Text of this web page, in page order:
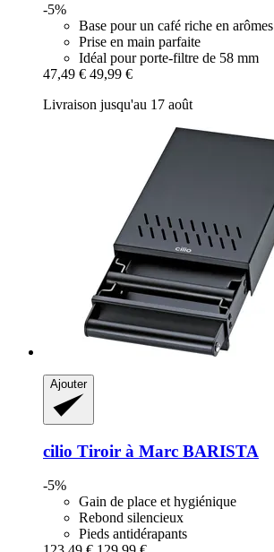
-5%
Base pour un café riche en arômes
Prise en main parfaite
Idéal pour porte-filtre de 58 mm
47,49 € 49,99 €
Livraison jusqu'au 17 août
Ajouter
cilio Tiroir à Marc BARISTA
-5%
Gain de place et hygiénique
Rebond silencieux
Pieds antidérapants